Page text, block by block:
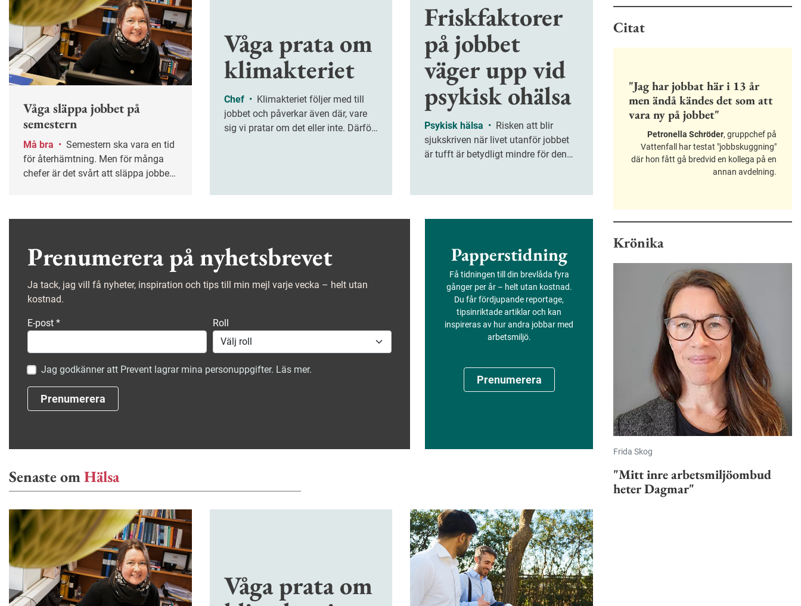
Våga släppa jobbet på
semestern
Må bra •
för återhämtning. Men för många
chefer är det svårt att släppa jobbet
närvaro – och att ledigheten
Våga prata om
klimakteriet
Chef •
jobbet och påverkar även där, vare
sig vi pratar om det eller inte. Därför
Friskfaktorer
på jobbet
väger upp vid
psykisk ohälsa
Psykisk hälsa •
sjukskriven när livet utanför jobbet
är tufft är betydligt mindre för den
balans mellan krav och resurser.
löper betydligt mindre risk att bli
sjukskriven när livet utanför jobbet
är tufft. Det visar årets upplaga av
Jobbhälsorapporten.
Prenumerera på nyhetsbrevet
Ja tack, jag vill få nyheter, inspiration och tips till min mejl varje vecka – helt utan
kostnad.
E-post * Roll
Jag godkänner att Prevent lagrar mina personuppgifter. Läs mer.
Prenumerera
Papperstidning
Få tidningen till din brevlåda fyra
gånger per år – helt utan kostnad.
Du får fördjupande reportage,
tipsinriktade artiklar och kan
inspireras av hur andra jobbar med
arbetsmiljö.
Prenumerera
Senaste omHälsa
Våga prata om
Citat
"Jag har jobbat här i 13 år
men ändå kändes det som att
vara ny på jobbet"
Petronella Schröder, gruppchef på
Vattenfall har testat "jobbskuggning"
där hon fått gå bredvid en kollega på en
annan avdelning.
Krönika
Frida Skog
"Mitt inre arbetsmiljöombud
heter Dagmar"